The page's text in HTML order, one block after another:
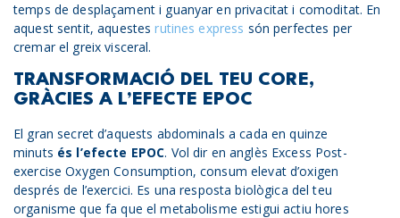
temps de desplaçament i guanyar en privacitat i comoditat. En
aquest sentit, aquestesrutines express són perfectes per
cremar el greix visceral.
TRANSFORMACIÓ DEL TEU CORE,
GRÀCIES A L’EFECTE EPOC
El gran secret d’aquests abdominals a cada en quinze
minuts és l’efecte EPOC. Vol dir en anglès Excess Post-
exercise Oxygen Consumption, consum elevat d’oxigen
després de l’exercici. Es una resposta biològica del teu
organisme que fa que el metabolisme estigui actiu hores